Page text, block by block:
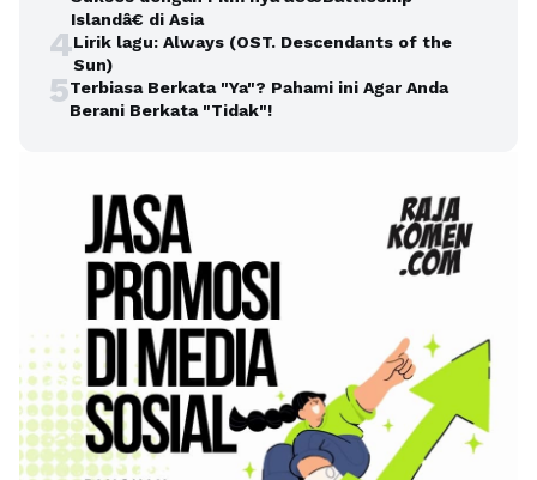
Islandâ€ di Asia
4Lirik lagu: Always (OST. Descendants of the
Sun)
5Terbiasa Berkata "Ya"? Pahami ini Agar Anda
Berani Berkata "Tidak"!